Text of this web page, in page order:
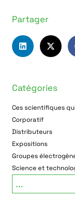
Partager
Catégories
Ces scientifiques
Corporatif
Distributeurs
Expositions
Groupes
Science et